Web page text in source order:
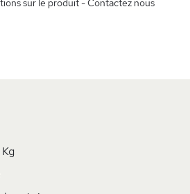
sur le produit - Contactez nous